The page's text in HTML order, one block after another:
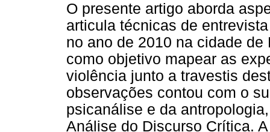
O presente artigo aborda
articula técnicas de
no ano de 2010 na cidade
como objetivo mapear as
violência junto a travestis
observações contou com o
psicanálise e da
Análise do Discurso Crítica.